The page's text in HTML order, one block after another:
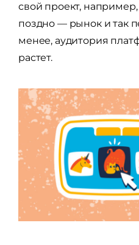
свой проект,
поздно — рынок и так
менее, аудитория
растет.